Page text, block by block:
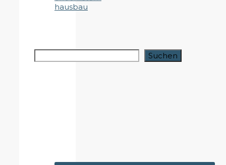
Suchen Suchen